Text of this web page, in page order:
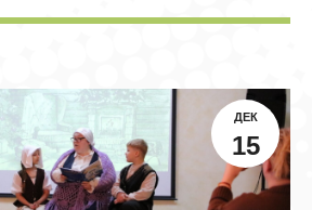
ДЕК
15